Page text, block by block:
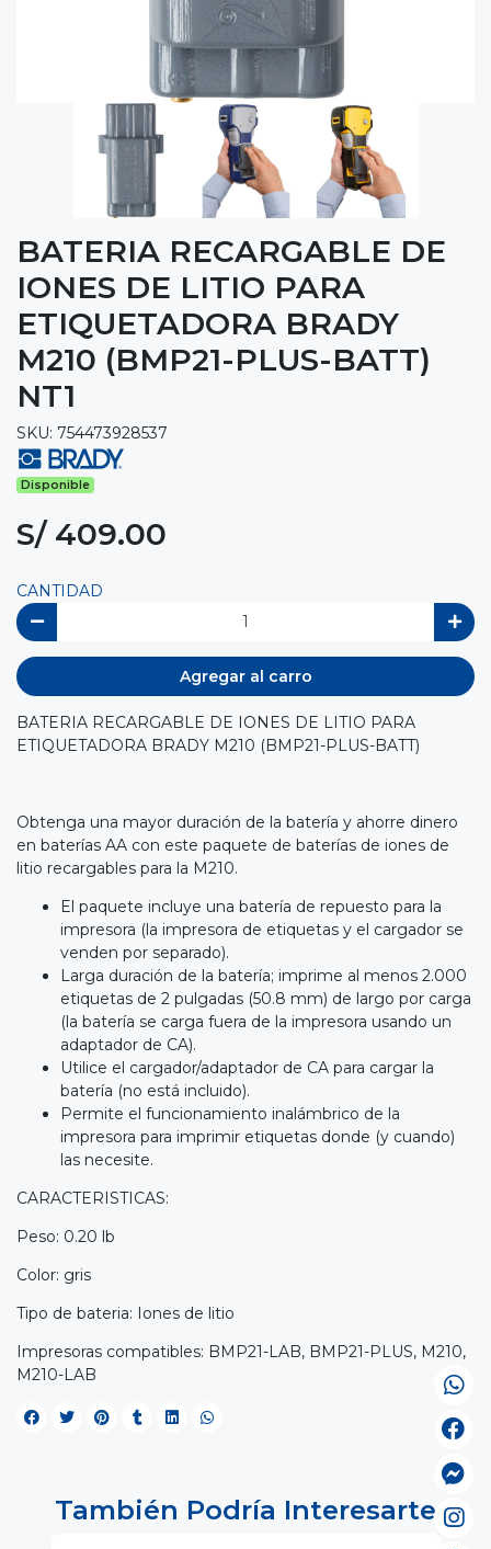
BATERIA RECARGABLE DE
IONES DE LITIO PARA
ETIQUETADORA BRADY
M210 (BMP21-PLUS-BATT)
NT1
SKU: 754473928537
Disponible
S/ 409.00
CANTIDAD
Agregar al carro
BATERIA RECARGABLE DE IONES DE LITIO PARA
ETIQUETADORA BRADY M210 (BMP21-PLUS-BATT)
Obtenga una mayor duración de la batería y ahorre dinero
en baterías AA con este paquete de baterías de iones de
litio recargables para la M210.
El paquete incluye una batería de repuesto para la
impresora (la impresora de etiquetas y el cargador se
venden por separado).
Larga duración de la batería; imprime al menos 2.000
etiquetas de 2 pulgadas (50.8 mm) de largo por carga
(la batería se carga fuera de la impresora usando un
adaptador de CA).
Utilice el cargador/adaptador de CA para cargar la
batería (no está incluido).
Permite el funcionamiento inalámbrico de la
impresora para imprimir etiquetas donde (y cuando)
las necesite.
CARACTERISTICAS:
Peso: 0.20 lb
Color: gris
Tipo de bateria: Iones de litio
Impresoras compatibles: BMP21-LAB, BMP21-PLUS, M210,
M210-LAB
También Podría Interesarte